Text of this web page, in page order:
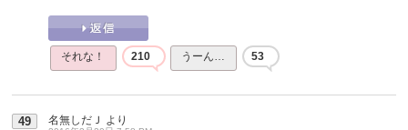
それな！ 210 うーん… 53
49 名無しだＪ より